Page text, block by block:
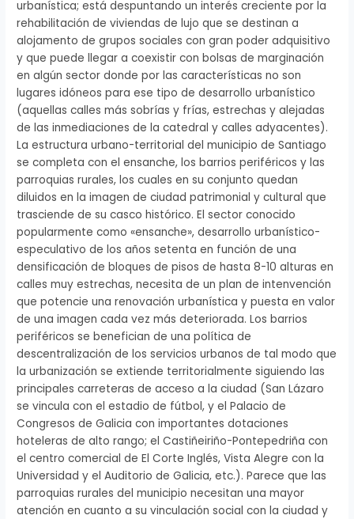
urbanística; está despuntando un interés creciente por la
rehabilitación de viviendas de lujo que se destinan a
alojamento de grupos sociales con gran poder adquisitivo
y que puede llegar a coexistir con bolsas de marginación
en algún sector donde por las características no son
lugares idóneos para ese tipo de desarrollo urbanístico
(aquellas calles más sobrías y frías, estrechas y alejadas
de las inmediaciones de la catedral y calles adyacentes).
La estructura urbano-territorial del municipio de Santiago
se completa con el ensanche, los barrios periféricos y las
parroquias rurales, los cuales en su conjunto quedan
diluidos en la imagen de ciudad patrimonial y cultural que
trasciende de su casco histórico. El sector conocido
popularmente como «ensanche», desarrollo urbanístico-
especulativo de los años setenta en función de una
densificación de bloques de pisos de hasta 8-10 alturas en
calles muy estrechas, necesita de un plan de intenvención
que potencie una renovación urbanística y puesta en valor
de una imagen cada vez más deteriorada. Los barrios
periféricos se benefician de una política de
descentralización de los servicios urbanos de tal modo que
la urbanización se extiende territorialmente siguiendo las
principales carreteras de acceso a la ciudad (San Lázaro
se vincula con el estadio de fútbol, y el Palacio de
Congresos de Galicia con importantes dotaciones
hoteleras de alto rango; el Castiñeiriño-Pontepedriña con
el centro comercial de El Corte Inglés, Vista Alegre con la
Universidad y el Auditorio de Galicia, etc.). Parece que las
parroquias rurales del municipio necesitan una mayor
atención en cuanto a su vinculación social con la ciudad y